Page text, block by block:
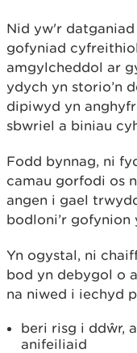
Nid yw'r
gofyniad
amgylcheddol ar
ydych yn storio’n
dipiwyd yn
sbwriel a biniau
Fodd bynnag, ni
camau gorfodi os
angen i gael
bodloni’r
Yn ogystal, ni
bod yn debygol o
na niwed i iechyd
beri risg i ddŵr,
anifeiliaid